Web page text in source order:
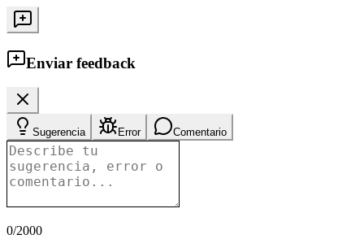
Enviar feedback
Sugerencia Error Comentario
0/2000